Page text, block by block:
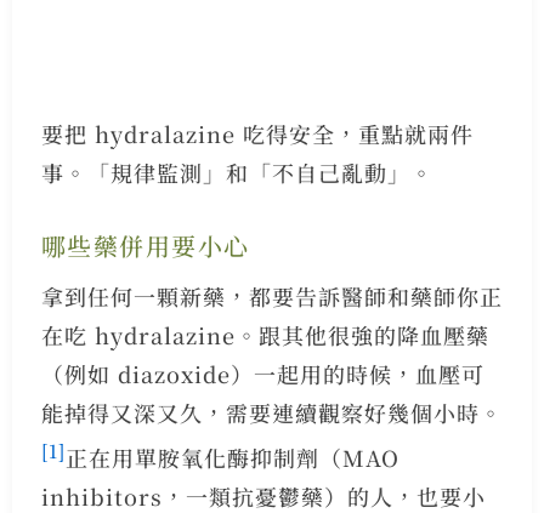
要把 hydralazine 吃得安全，重點就兩件
事。「規律監測」和「不自己亂動」。
哪些藥併用要小心
拿到任何一顆新藥，都要告訴醫師和藥師你正
在吃 hydralazine。跟其他很強的降血壓藥
（例如 diazoxide）一起用的時候，血壓可
能掉得又深又久，需要連續觀察好幾個小時。
[1]正在用單胺氧化酶抑制劑（MAO
inhibitors，一類抗憂鬱藥）的人，也要小